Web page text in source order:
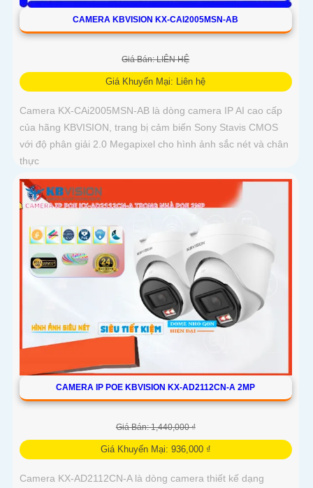
CAMERA KBVISION KX-CAI2005MSN-AB
Giá Bán: LIÊN HỆ
Giá Khuyến Mại: Liên hệ
Camera KX-CAi2005MSN-AB là dòng camera IP AI cao cấp
của hãng KBVISION, trang bị cảm biến Sony Stavis CMOS
với độ phân giải 2.0 Megapixel cho hình ảnh sắc nét và chân
thực
CAMERA IP POE KBVISION KX-AD2112CN-A 2MP
Giá Bán: 1,440,000 ₫
Giá Khuyến Mại: 936,000 ₫
Camera KX-AD2112CN-A là dòng camera thiết kế dạng